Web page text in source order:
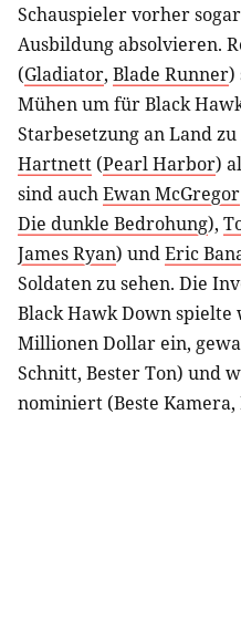
Schauspieler vorher
Ausbildung absolvieren.
(Gladiator, Blade Runner)
Mühen um für Black
Starbesetzung an Land
Hartnett (Pearl Harbor)
sind auchEwan McGregor
Die dunkle Bedrohung),
James Ryan) undEric
Soldaten zu sehen. Die
Black Hawk Down
Millionen Dollar ein,
Schnitt, Bester Ton) und
nominiert (Beste Kamera,